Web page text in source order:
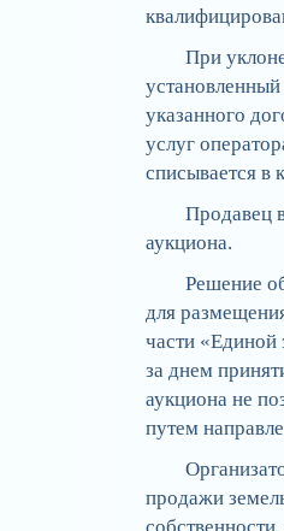
При
указанного
услуг
списывается в
Продавец
аукциона.
Решение
для
части «Единой
за днем
аукциона не
путем
продажи